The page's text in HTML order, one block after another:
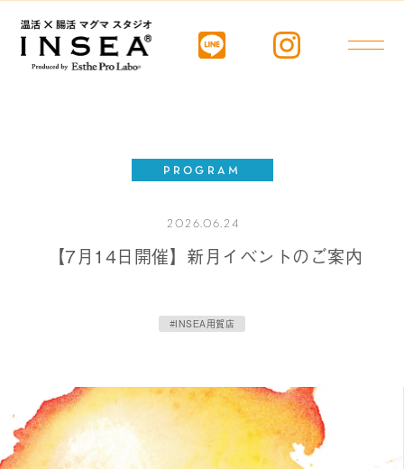
PROGRAM
2026.06.24
【7月14日開催】新月イベントのご案内
#INSEA用賀店